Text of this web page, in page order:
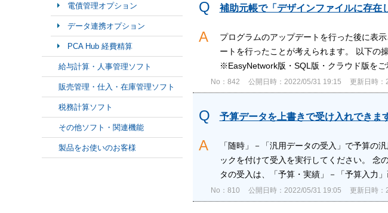
電債管理オプション
データ連携オプション
PCA Hub 経費精算
給与計算・人事管理ソフト
販売管理・仕入・在庫管理ソフト
税務計算ソフト
その他ソフト・関連機能
製品をお使いのお客様
補助元帳で「デザインファイルに存在
プログラムのアップデートを行った後に表
ートを行ったことが考えられます。 以下の
※EasyNetwork版・SQL版・クラウド版をご
No：842 公開日時：2022/05/31 19:15 更新日時：
予算データを上書きで受け入れできま
「随時」－「汎用データの受入」で予算の
ックを付けて受入を実行してください。 念
タの受入は、「予算・実績」－「予算入力」
No：810 公開日時：2022/05/31 19:05 更新日時：